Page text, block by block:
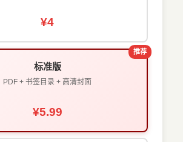
¥4
推荐
标准版
PDF + 书签目录 + 高清封面
¥5.99